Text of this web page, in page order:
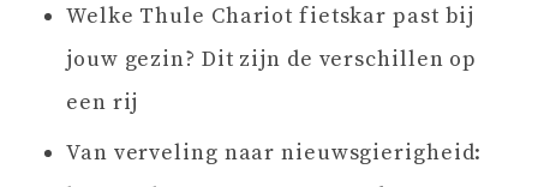
Welke Thule Chariot fietskar past bij
jouw gezin? Dit zijn de verschillen op
een rij
Van verveling naar nieuwsgierigheid: